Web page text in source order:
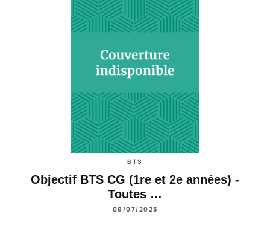
BTS
Objectif BTS CG (1re et 2e années) -
Toutes …
09/07/2025